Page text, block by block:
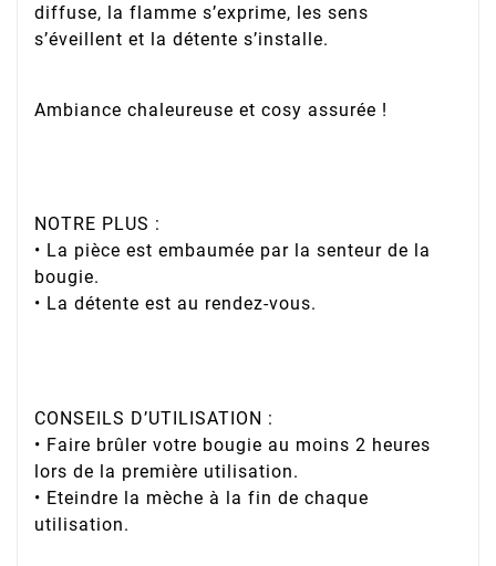
diffuse, la flamme s’exprime, les sens
s’éveillent et la détente s’installe.
Ambiance chaleureuse et cosy assurée !
NOTRE PLUS :
• La pièce est embaumée par la senteur de la
bougie.
• La détente est au rendez-vous.
CONSEILS D’UTILISATION :
• Faire brûler votre bougie au moins 2 heures
lors de la première utilisation.
• Eteindre la mèche à la fin de chaque
utilisation.